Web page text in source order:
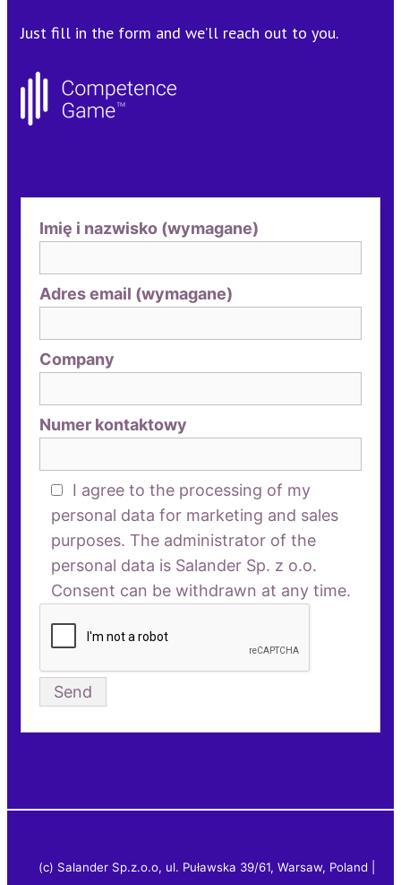
Just fill in the form and we’ll reach out to you.
Imię i nazwisko (wymagane)
Adres email (wymagane)
Company
Numer kontaktowy
I agree to the processing of my
personal data for marketing and sales
purposes. The administrator of the
personal data is Salander Sp. z o.o.
Consent can be withdrawn at any time.
(c) Salander Sp.z.o.o, ul. Puławska 39/61, Warsaw, Poland |